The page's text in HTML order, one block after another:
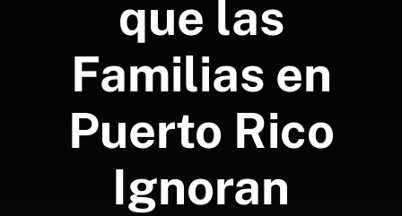
que las
Familias en
Puerto Rico
Ignoran